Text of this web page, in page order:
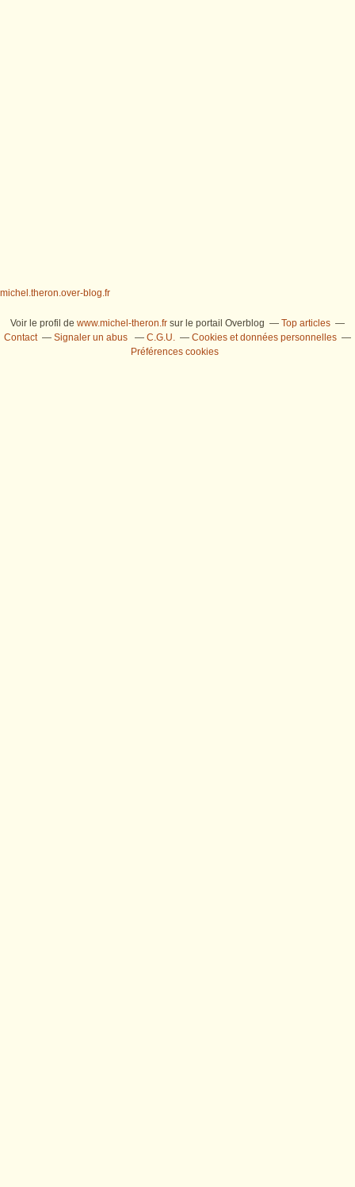
michel.theron.over-blog.fr
Voir le profil de www.michel-theron.fr sur le portail Overblog
Top articles
Contact
Signaler un abus C.G.U.
Cookies et données personnelles
Préférences cookies